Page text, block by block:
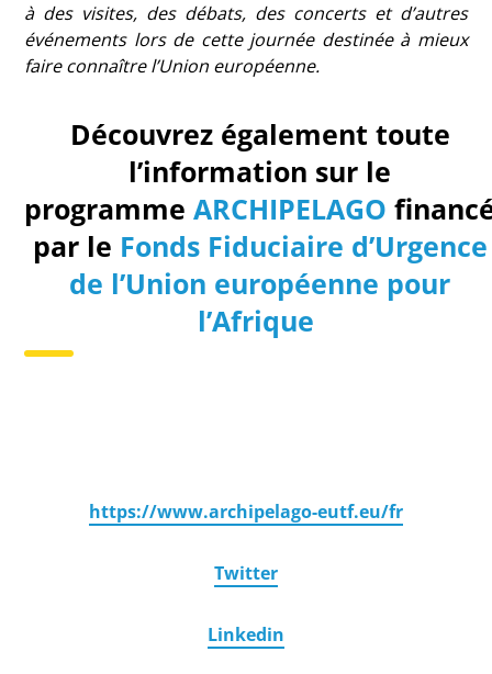
à des visites, des débats, des concerts et d’autres
événements lors de cette journée destinée à mieux
faire connaître l’Union européenne.
Découvrez également toute
l’information sur le
programme ARCHIPELAGO
par le Fonds Fiduciaire d’Urgence
de l’Union européenne pour
l’Afrique
https://www.archipelago-eutf.eu/fr
Twitter
Linkedin